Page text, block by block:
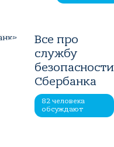
Все про
службу
безопасности
Сбербанка
82 человека
обсуждают